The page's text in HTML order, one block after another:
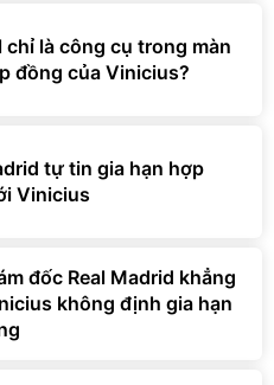
chỉ là công cụ trong màn
đồng của Vinicius?
tự tin gia hạn hợp
Vinicius
đốc Real Madrid khẳng
không định gia hạn